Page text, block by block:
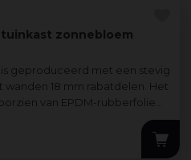
zonnebloem
geproduceerd met een stevig
wanden 18 mm rabatdelen. Het
van EPDM-rubberfolie